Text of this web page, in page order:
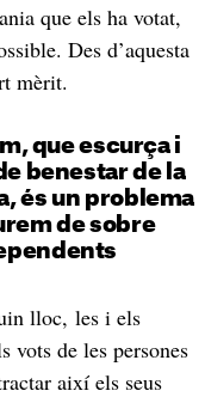
que els ha votat,
Des d’aquesta
mèrit.
que escurça i
benestar de la
és un problema
de sobre
lloc, les i els
vots de les persones
així els seus